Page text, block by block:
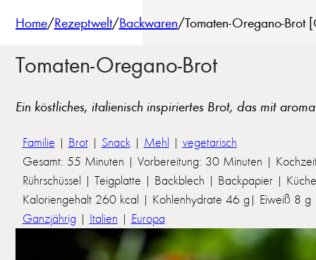
Home/Rezeptwelt/Backwaren/Tomaten-Oregano-Brot
Tomaten-Oregano-Brot
Ein köstliches, italienisch inspiriertes Brot, das mit
Familie | Brot| Snack| Mehl | vegetarisch
Gesamt: 55 Minuten | Vorbereitung: 30 Minuten |
Rührschüssel | Teigplatte | Backblech | Backpapier |
Kaloriengehalt 260 kcal | Kohlenhydrate 46 g| Eiweiß 8
Ganzjährig | Italien | Europa